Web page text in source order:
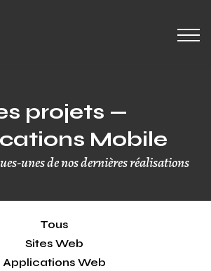
projets —
Mobile
unes de nos dernières réalisations
Tous
Sites Web
Applications Web